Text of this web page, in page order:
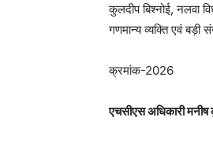
कुलदीप बिश्नोई, नलवा
गणमान्य व्यक्ति एवं बड़ी
क्रमांक-2026
एचसीएस अधिकारी